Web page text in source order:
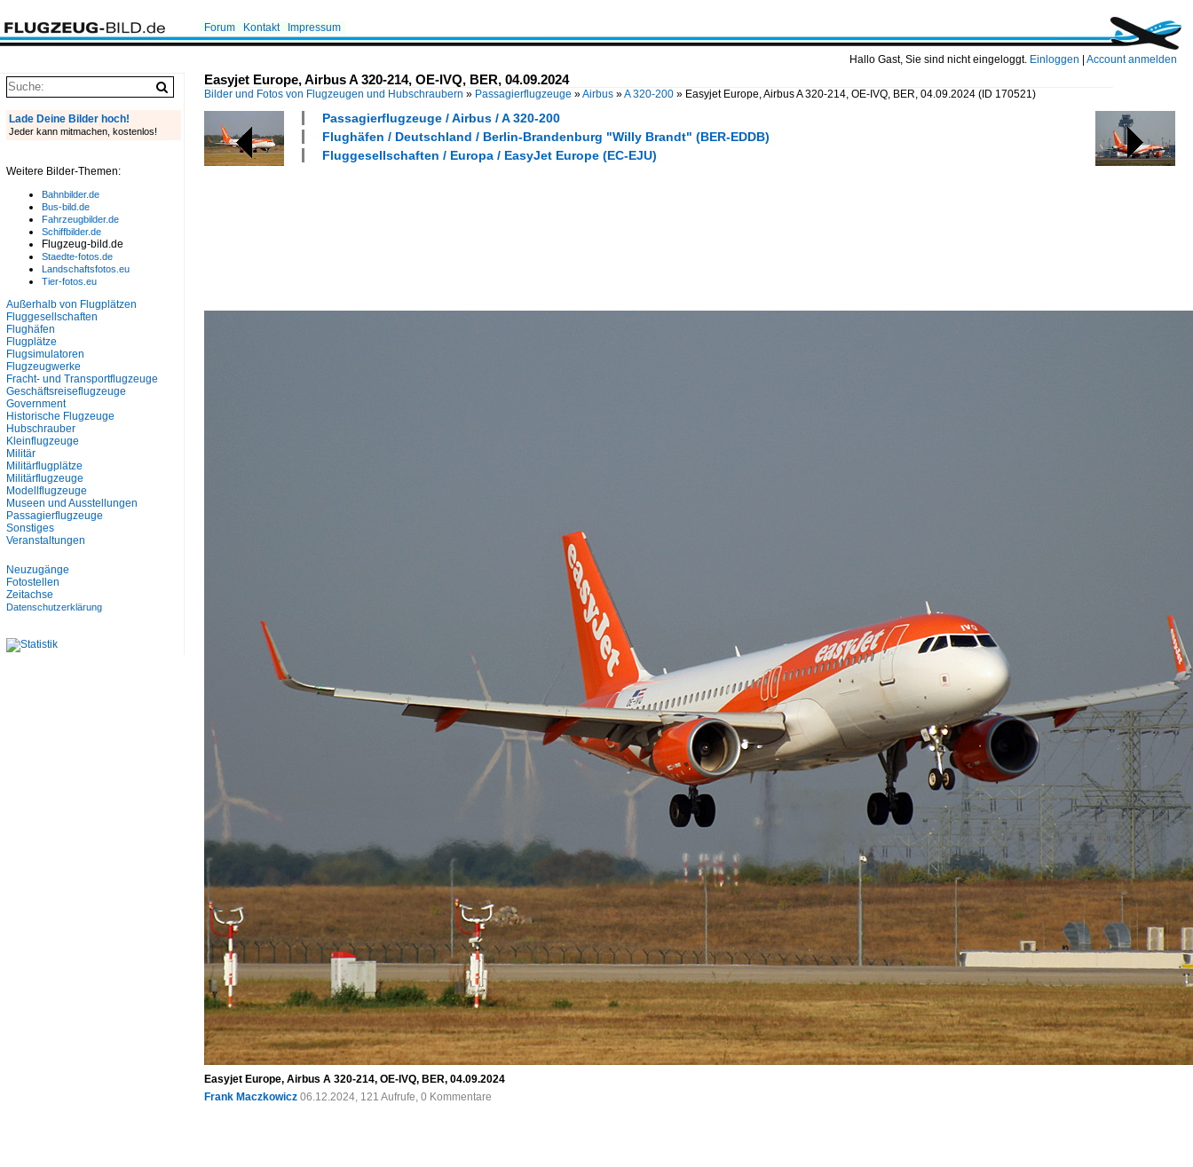
Hallo Gast, Sie sind nicht eingeloggt. Einloggen Account anmelden
Forum Kontakt Impressum
Easyjet Europe, Airbus A 320-214, OE-IVQ, BER, 04.09.2024
Bilder und Fotos von Flugzeugen und Hubschraubern » Passagierflugzeuge »Airbus »A 320-200 » Easyjet Europe, Airbus A 320-214, OE-IVQ, BER, 04.09.2024 (ID 170521)
Passagierflugzeuge / Airbus / A 320-200
Flughäfen / Deutschland / Berlin-Brandenburg "Willy Brandt" (BER-EDDB)
Fluggesellschaften / Europa / EasyJet Europe (EC-EJU)
Easyjet Europe, Airbus A 320-214, OE-IVQ, BER, 04.09.2024
Frank Maczkowicz 06.12.2024, 121 Aufrufe, 0 Kommentare
Lade Deine Bilder hoch!
Jeder kann mitmachen, kostenlos!
Weitere Bilder-Themen:
Bahnbilder.de
Bus-bild.de
Fahrzeugbilder.de
Schiffbilder.de
Flugzeug-bild.de
Staedte-fotos.de
Landschaftsfotos.eu
Tier-fotos.eu
Außerhalb von Flugplätzen
Fluggesellschaften
Flughäfen
Flugplätze
Flugsimulatoren
Flugzeugwerke
Fracht- und Transportflugzeuge
Geschäftsreiseflugzeuge
Government
Historische Flugzeuge
Hubschrauber
Kleinflugzeuge
Militär
Militärflugplätze
Militärflugzeuge
Modellflugzeuge
Museen und Ausstellungen
Passagierflugzeuge
Sonstiges
Veranstaltungen
Neuzugänge
Fotostellen
Zeitachse
Datenschutzerklärung